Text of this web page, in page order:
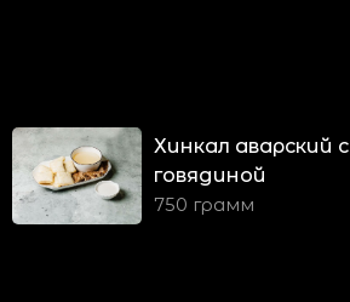
Хинкал аварский с
говядиной
750 грамм